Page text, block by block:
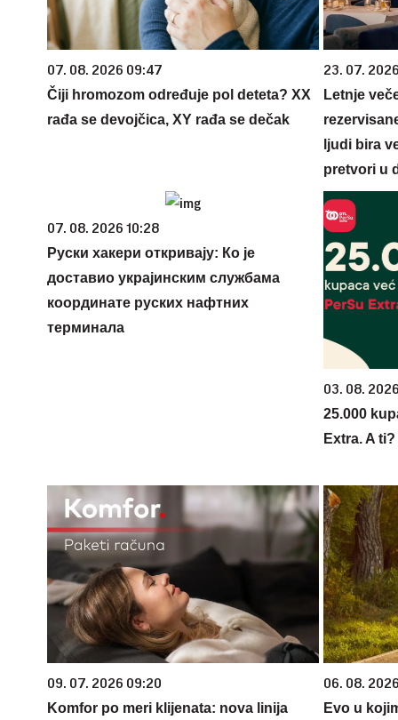
07. 08. 2026 09:47
Čiji hromozom određuje pol deteta? XX
rađa se devojčica, XY rađa se dečak
23. 07.
Letnje
ljudi bira
pretvori u
07. 08. 2026 10:28
Руски хакери откривају: Ко је
доставио украјинским службама
координате руских нафтних
терминала
03. 08.
25.000
Extra. A
09. 07. 2026 09:20
Komfor po meri klijenata: nova linija
06. 08.
Evo u